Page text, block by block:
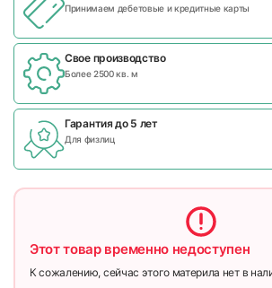
Принимаем дебетовые и кредитные карты
Свое производство
Более 2500 кв. м
Гарантия до 5 лет
Для физлиц
Этот товар временно недоступен
К сожалению, сейчас этого материла нет в